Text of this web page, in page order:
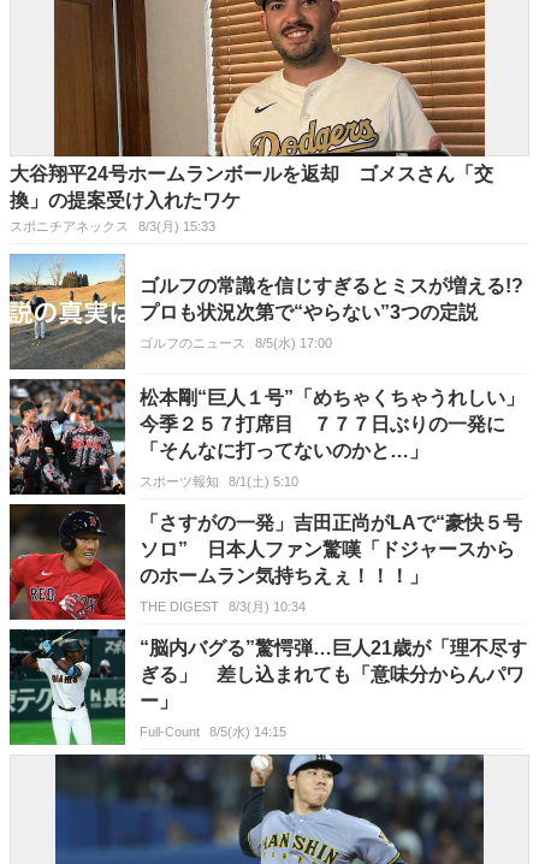
大谷翔平24号ホームランボールを返却 ゴメスさん「交
換」の提案受け入れたワケ
スポニチアネックス 8/3(月) 15:33
ゴルフの常識を信じすぎるとミスが増える!?
プロも状況次第で“やらない”3つの定説
ゴルフのニュース 8/5(水) 17:00
松本剛“巨人１号”「めちゃくちゃうれしい」
今季２５７打席目 ７７７日ぶりの一発に
「そんなに打ってないのかと…」
スポーツ報知 8/1(土) 5:10
「さすがの一発」吉田正尚がLAで“豪快５号
ソロ” 日本人ファン驚嘆「ドジャースから
のホームラン気持ちえぇ！！！」
THE DIGEST 8/3(月) 10:34
“脳内バグる”驚愕弾…巨人21歳が「理不尽す
ぎる」 差し込まれても「意味分からんパワ
ー」
Full-Count 8/5(水) 14:15